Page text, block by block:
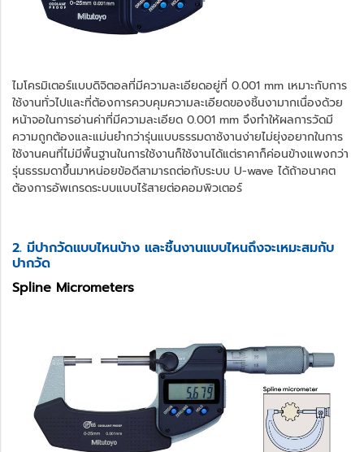
ไมโครมิเตอร์แบบดิจิตอลที่มีความละเอียดอยู่ที่ 0.001 mm เหมาะกับการ
ใช้งานทั่วไปและที่ต้องการควบคุมความละเอียดของชิ้นงามากเนื่องด้วย
หน้าจอในการอ่านค่าที่มีความละเอียด 0.001 mm จึงทำให้ผลการวัดมี
ความถูกต้องและแม่นยำกว่ารุ่นแบบธรรมดาช้งานง่ายไม่ยุ่งอยากในการ
ใช้งานคนที่ไม่มีพื้นฐานในการใช้งานก็ใช้งานได้แต่ราคาก็ค่อนข้างแพงกว่า
รุ่นธรรมดาขึ้นมาหน่อยข้อดีสามารถต่อกับระบบ U-wave ได้ถ้าอนาคต
ต้องการอัพเกรดระบบแบบไร้สายต่อคอมพิวเตอร์
2. มีปากวัดแบบไหนบ้าง และชิ้นงานแบบไหนถึงจะเหมะสมกับ
ปากวัด
Spline Micrometers